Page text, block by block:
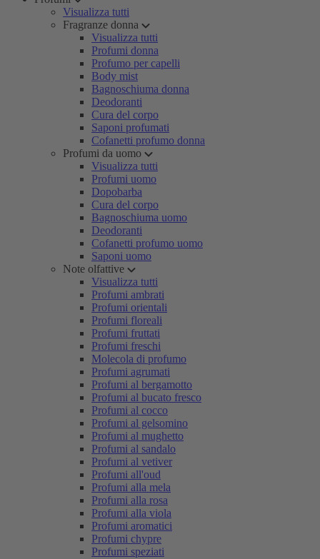
Visualizza tutti
Fragranze donna
Visualizza tutti
Profumi donna
Profumo per capelli
Body mist
Bagnoschiuma donna
Deodoranti
Cura del corpo
Saponi profumati
Cofanetti profumo donna
Profumi da uomo
Visualizza tutti
Profumi uomo
Dopobarba
Cura del corpo
Bagnoschiuma uomo
Deodoranti
Cofanetti profumo uomo
Saponi uomo
Note olfattive
Visualizza tutti
Profumi ambrati
Profumi orientali
Profumi floreali
Profumi fruttati
Profumi freschi
Molecola di profumo
Profumi agrumati
Profumi al bergamotto
Profumi al bucato fresco
Profumi al cocco
Profumi al gelsomino
Profumi al mughetto
Profumi al sandalo
Profumi al vetiver
Profumi all'oud
Profumi alla mela
Profumi alla rosa
Profumi alla viola
Profumi aromatici
Profumi chypre
Profumi speziati